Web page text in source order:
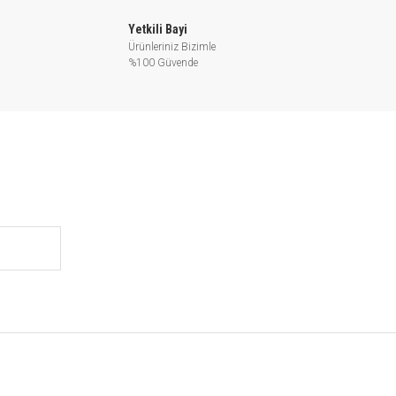
yardımcı sistemler
Yetkili Bayi
Ürünleriniz Bizimle
%100 Güvende